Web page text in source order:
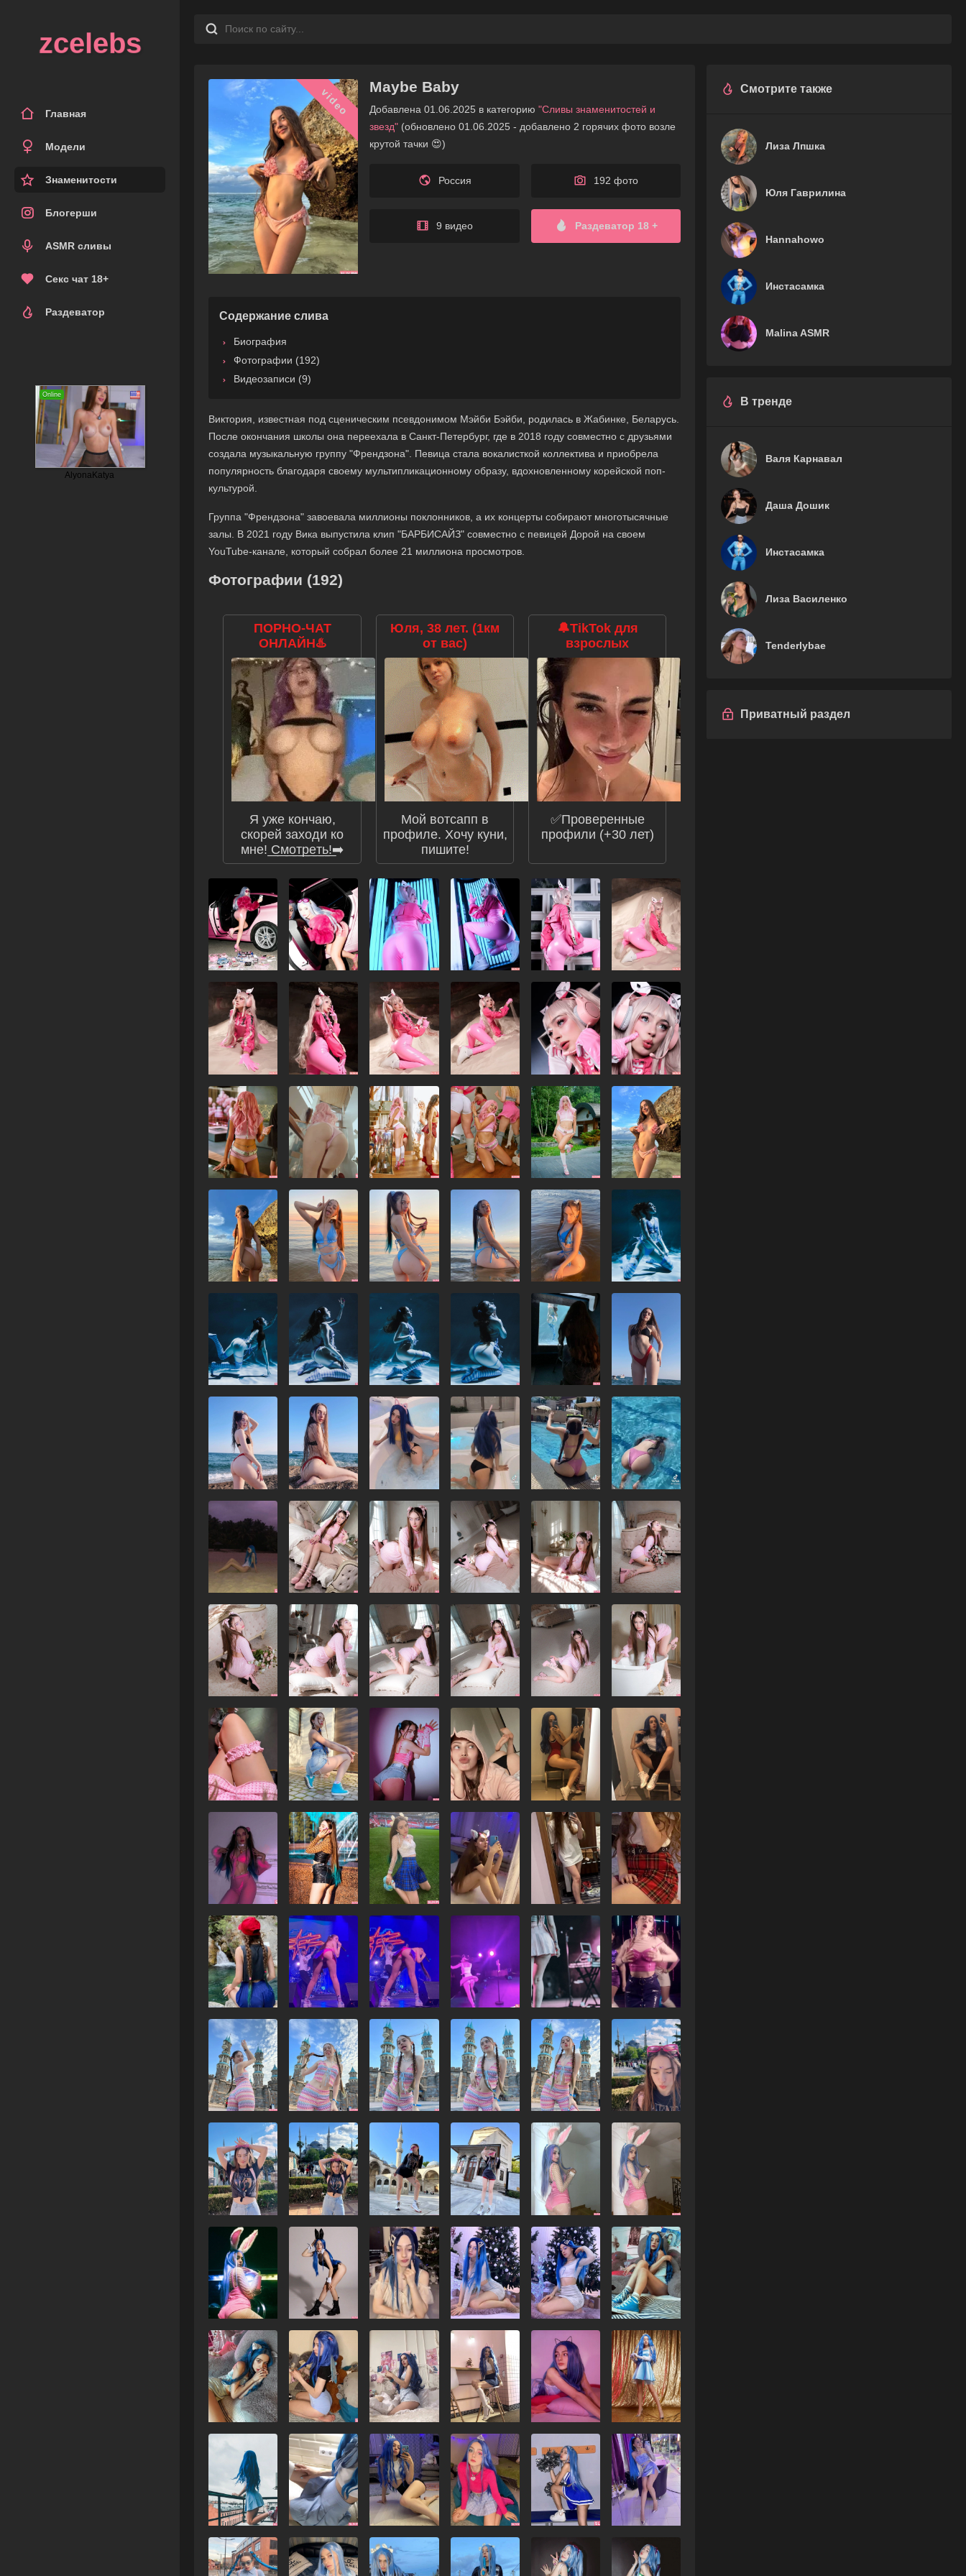
zcelebs
Главная
Модели
Знаменитости
Блогерши
ASMR сливы
Секс чат 18+
Раздеватор
video Maybe Baby
Добавлена 01.06.2025 в категорию"Сливы знаменитостей и
звезд" (обновлено 01.06.2025 - добавлено 2 горячих фото возле
крутой тачки 😍)
Россия 192 фото
9 видео Раздеватор 18 +
Содержание слива
Биография
Фотографии (192)
Видеозаписи (9)
Виктория, известная под сценическим псевдонимом Мэйби Бэйби, родилась в Жабинке, Беларусь.
После окончания школы она переехала в Санкт-Петербург, где в 2018 году совместно с друзьями
создала музыкальную группу "Френдзона". Певица стала вокалисткой коллектива и приобрела
популярность благодаря своему мультипликационному образу, вдохновленному корейской поп-
культурой.
Группа "Френдзона" завоевала миллионы поклонников, а их концерты собирают многотысячные
залы. В 2021 году Вика выпустила клип "БАРБИСАЙЗ" совместно с певицей Дорой на своем
YouTube-канале, который собрал более 21 миллиона просмотров.
Фотографии (192)
ПОРНО-ЧАТ
ОНЛАЙН♨️
Я уже кончаю,
скорей заходи ко
мне! ͟С͟м͟о͟т͟р͟е͟т͟ь͟!➡️
Юля, 38 лет. (1км
от вас)
Мой вотсапп в
профиле. Хочу куни,
пишите!
🔔TikTok для
взрослых
✅Проверенные
профили (+30 лет)
Смотрите также
Лиза Лпшка
Юля Гаврилина
Hannahowo
Инстасамка
Malina ASMR
В тренде
Валя Карнавал
Даша Дошик
Инстасамка
Лиза Василенко
Tenderlybae
Приватный раздел